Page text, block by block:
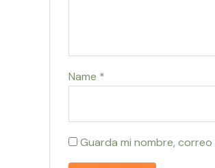
Name *
Guarda mi nombre,